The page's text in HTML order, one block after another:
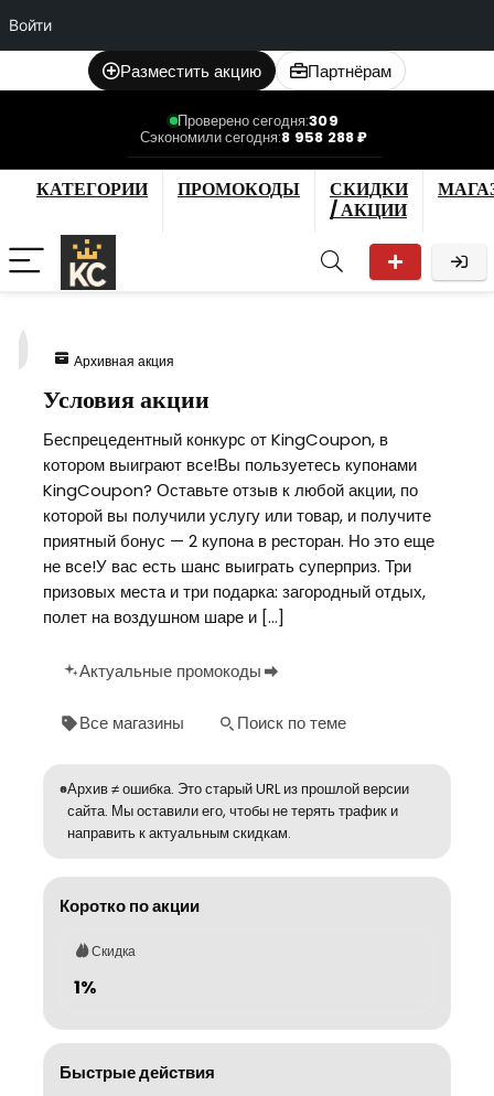
Войти
Разместить акцию Партнёрам
Проверено сегодня:309
Сэкономили сегодня:8 958 288 ₽
КАТЕГОРИИ ПРОМОКОДЫ
СКИДКИ
/ АКЦИИ
Архивная акция
Условия акции
Беспрецедентный конкурс от KingCoupon, в
котором выиграют все!Вы пользуетесь купонами
KingCoupon? Оставьте отзыв к любой акции, по
которой вы получили услугу или товар, и получите
приятный бонус — 2 купона в ресторан. Но это еще
не все!У вас есть шанс выиграть суперприз. Три
призовых места и три подарка: загородный отдых,
полет на воздушном шаре и […]
Актуальные промокоды
Все магазины Поиск по теме
Архив ≠ ошибка. Это старый URL из прошлой версии
сайта. Мы оставили его, чтобы не терять трафик и
направить к актуальным скидкам.
Коротко по акции
Скидка
1%
Быстрые действия